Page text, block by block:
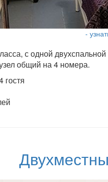
-
с одной
общий на 4 номера.
гостя